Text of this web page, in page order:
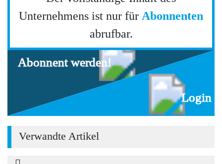
Unternehmens ist nur für Abonnenten
abrufbar.
Abonnent werden!
Login
Verwandte Artikel